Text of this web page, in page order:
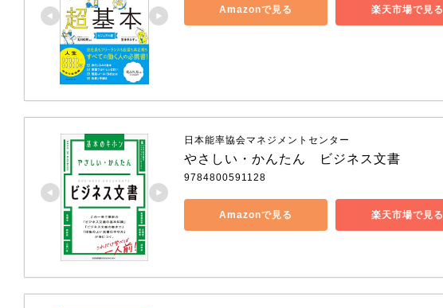
Amazonで見る 楽天市場で見る
日本能率協会マネジメントセンター
やさしい・かんたん　ビジネス文書
9784800591128
Amazonで見る 楽天市場で見る